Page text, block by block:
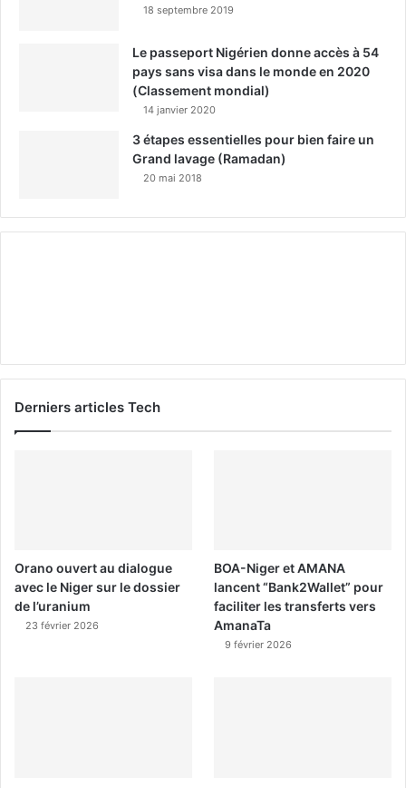
18 septembre 2019
Le passeport Nigérien donne accès à 54
pays sans visa dans le monde en 2020
(Classement mondial)
14 janvier 2020
3 étapes essentielles pour bien faire un
Grand lavage (Ramadan)
20 mai 2018
Derniers articles Tech
Orano ouvert au dialogue
avec le Niger sur le dossier
de l’uranium
23 février 2026
BOA-Niger et AMANA
lancent “Bank2Wallet” pour
faciliter les transferts vers
AmanaTa
9 février 2026